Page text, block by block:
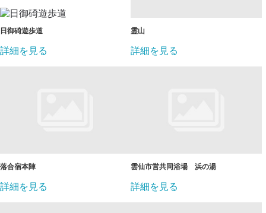
日御碕遊歩道
詳細を見る
霊山
詳細を見る
落合宿本陣
詳細を見る
雲仙市営共同浴場 浜の湯
詳細を見る